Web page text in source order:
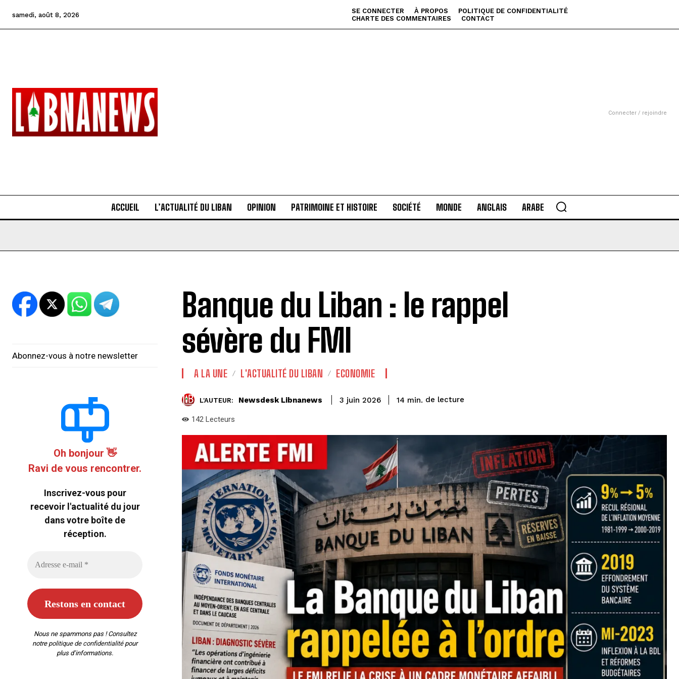
samedi, août 8, 2026 SE CONNECTER À PROPOS
POLITIQUE DE CONFIDENTIALITÉ
CHARTE DES COMMENTAIRES
CONTACT
Connecter / rejoindre
ACCUEIL L’ACTUALITÉ DU LIBAN OPINION PATRIMOINE ET HISTOIRE SOCIÉTÉ MONDE ANGLAIS ARABE
Abonnez-vous à notre newsletter
Oh bonjour 👋
Ravi de vous rencontrer.
Inscrivez-vous pour
recevoir l'actualité du jour
dans votre boîte de
réception.
Nous ne spammons pas ! Consultez
notre politique de confidentialitépour
plus d’informations.
Banque du Liban : le rappel
sévère du FMI
A LA UNE L'ACTUALITÉ DU LIBAN ECONOMIE
L'AUTEUR: Newsdesk Libnanews 3 juin 2026 14 min. de lecture
142 Lecteurs